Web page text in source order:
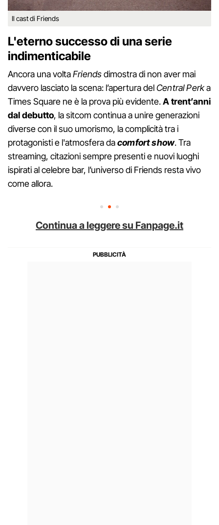
Il cast di Friends
L'eterno successo di una serie
indimenticabile
Ancora una voltaFriendsdimostra di non aver mai
davvero lasciato la scena: l’apertura delCentral Perka
Times Square ne è la prova più evidente.A trent’anni
dal debutto, la sitcom continua a unire generazioni
diverse con il suo umorismo, la complicità tra i
protagonisti e l'atmosfera dacomfort show. Tra
streaming, citazioni sempre presenti e nuovi luoghi
ispirati al celebre bar, l’universo di Friends resta vivo
come allora.
Continua a leggere su Fanpage.it